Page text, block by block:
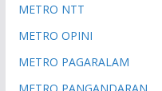
METRO NTT
METRO OPINI
METRO PAGARALAM